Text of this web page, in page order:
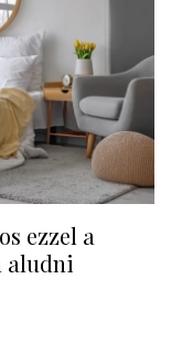
ezzel a
aludni